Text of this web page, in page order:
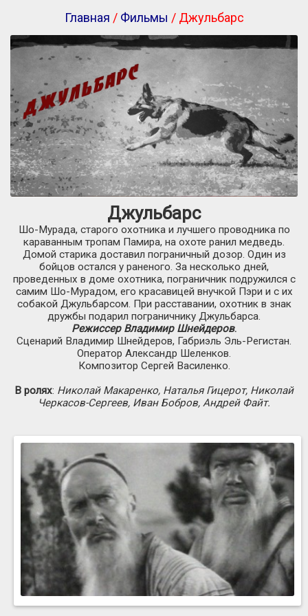
Главная / Фильмы / Джульбарс
Джульбарс
Шо-Мурада, старого охотника и лучшего проводника по
караванным тропам Памира, на охоте ранил медведь.
Домой старика доставил пограничный дозор. Один из
бойцов остался у раненого. За несколько дней,
проведенных в доме охотника, пограничник подружился с
самим Шо-Мурадом, его красавицей внучкой Пэри и с их
собакой Джульбарсом. При расставании, охотник в знак
дружбы подарил пограничнику Джульбарса.
Режиссер Владимир Шнейдеров.
Сценарий Владимир Шнейдеров, Габриэль Эль-Регистан.
Оператор Александр Шеленков.
Композитор Сергей Василенко.
В ролях: Николай Макаренко, Наталья Гицерот, Николай
Черкасов-Сергеев, Иван Бобров, Андрей Файт.